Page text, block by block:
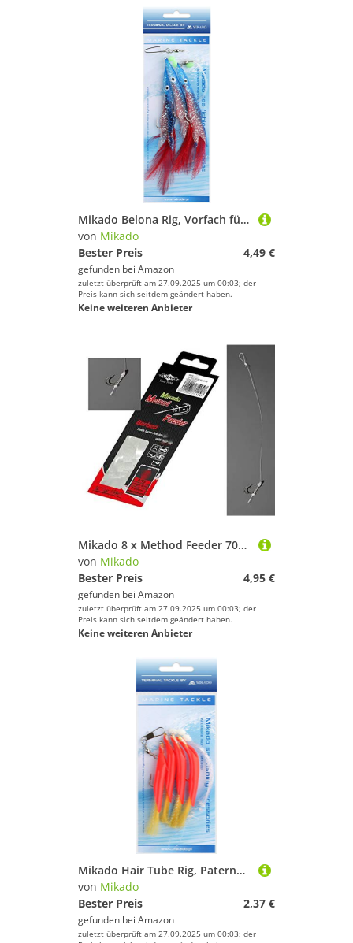
Mikado Belona Rig, Vorfach für Dorsch und Seelachs, Hakengröße 1/0, DREI, bunten Federn (Blau)
von Mikado
Bester Preis
4,49 €
gefunden bei Amazon
zuletzt überprüft am 27.09.2025 um 00:03; der
Preis kann sich seitdem geändert haben.
Keine weiteren Anbieter
Mikado 8 x Method Feeder 702" Haken Rig `s Hair Rigs Feederhaken Verschiedene Größen (Haken 14 / Vorfach Ø0,20mm)
von Mikado
Bester Preis
4,95 €
gefunden bei Amazon
zuletzt überprüft am 27.09.2025 um 00:03; der
Preis kann sich seitdem geändert haben.
Keine weiteren Anbieter
Mikado Hair Tube Rig, Paternoster Vorfach ideal für Dorsch, mit rotem Schlauch und gelben oder weißen Federn, mit Hakengrößen 1/0 und 3/0 (Vorfach 1/0 - Rot-Gelb)
von Mikado
Bester Preis
2,37 €
gefunden bei Amazon
zuletzt überprüft am 27.09.2025 um 00:03; der